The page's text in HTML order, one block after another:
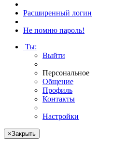
Расширенный логин
Не помню пароль!
Ты:
Выйти
Персональное
Общение
Профиль
Контакты
Настройки
×Закрыть